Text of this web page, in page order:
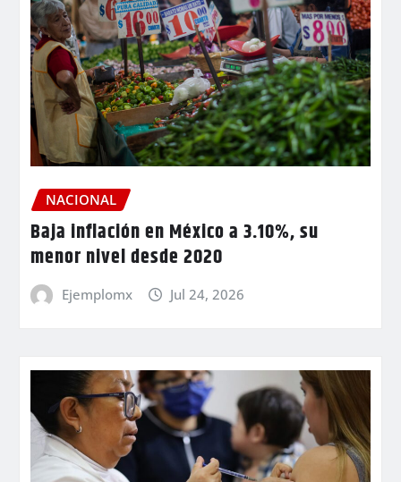
NACIONAL
Baja inflación en México a 3.10%, su
menor nivel desde 2020
Ejemplomx Jul 24, 2026